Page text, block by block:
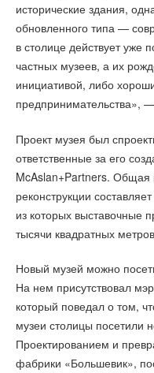
исторические здания,
обновленного типа —
в столице действует уже
частных музеев, а их
инициативой, либо
предпринимательства»,
Проект музея был
ответственные за его
McAslan+Partners. Общая
реконструкции
из которых выставочные
тысячи квадратных
Новый музей можно
На нем присутствовал
который поведал о том,
музеи столицы посетили
Проектированием и
фабрики «Большевик»,